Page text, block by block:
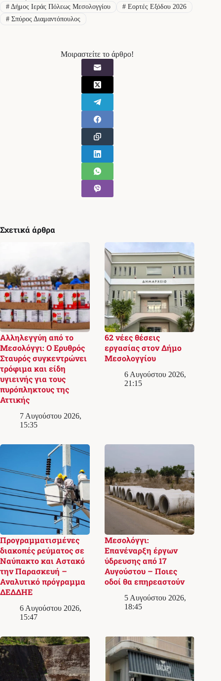
#Δήμος Ιεράς Πόλεως Μεσολογγίου #Εορτές Εξόδου 2026
#Σπύρος Διαμαντόπουλος
Μοιραστείτε το άρθρο!
Σχετικά άρθρα
Αλληλεγγύη από το
Μεσολόγγι: Ο Ερυθρός
Σταυρός συγκεντρώνει
τρόφιμα και είδη
υγιεινής για τους
πυρόπληκτους της
Αττικής
7 Αυγούστου 2026,
15:35
62 νέες θέσεις
εργασίας στον Δήμο
Μεσολογγίου
6 Αυγούστου 2026,
21:15
Προγραμματισμένες
διακοπές ρεύματος σε
Ναύπακτο και Αστακό
την Παρασκευή –
Αναλυτικό πρόγραμμα
ΔΕΔΔΗΕ
6 Αυγούστου 2026,
15:47
Μεσολόγγι:
Επανέναρξη έργων
ύδρευσης από 17
Αυγούστου – Ποιες
οδοί θα επηρεαστούν
5 Αυγούστου 2026,
18:45